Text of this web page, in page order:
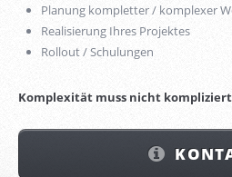
Planung kompletter / komplexer
Realisierung Ihres Projektes
Rollout / Schulungen
Komplexität muss nicht